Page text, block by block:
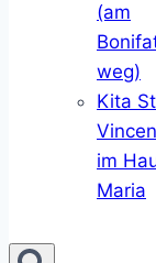
(am
weg)
Kita
im
Maria